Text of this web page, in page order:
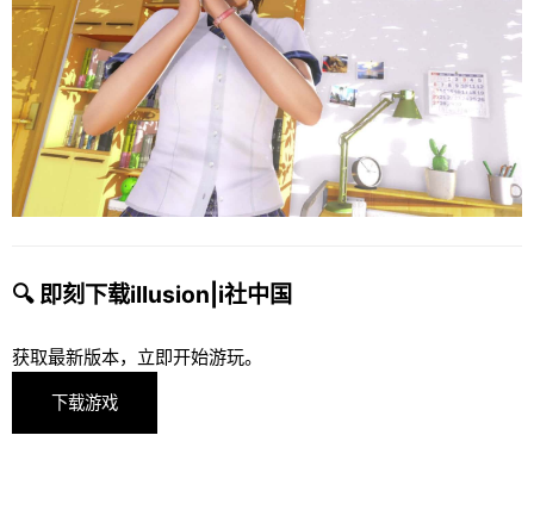
🔍 即刻下载illusion|i社中国
获取最新版本，立即开始游玩。
下载游戏